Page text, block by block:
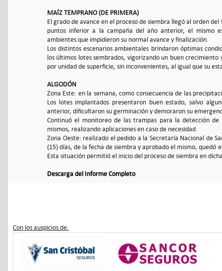
MAÍZ TEMPRANO (DE PRIMERA)
El grado de avance en el proceso de siembra llegó al orden
puntos inferior a la campaña del año anterior, el mismo
ambientes que impidieron su normal avance y finalización.
Los distintos escenarios ambientales brindaron óptimas
los últimos lotes sembrados, vigorizando un buen
por unidad de superficie, sin inconvenientes, al igual que su
ALGODÓN
Zona Este: en la semana, como consecuencia de las
Los lotes implantados presentaron buen estado, salvo
anterior, dificultaron su germinación y demoraron su
Continuó el monitoreo de las trampas para la detección
mismos, realizando aplicaciones en caso de necesidad.
Zona Oeste: realizado el pedido a la Secretaría Nacional de
(15) días, de la fecha de siembra y aprobado el mismo,
Esta situación permitió el inicio del proceso de siembra en
Descarga del Informe Completo
Con los auspicios de: